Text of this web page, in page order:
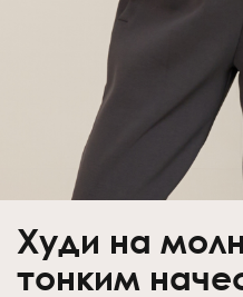
Худи на
тонким